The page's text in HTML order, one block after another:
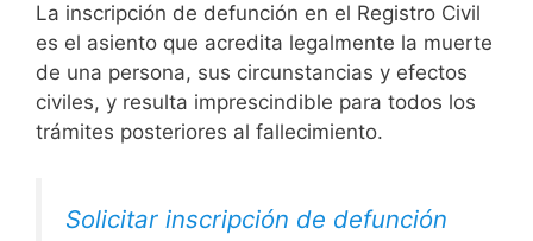
La inscripción de defunción en el Registro Civil
es el asiento que acredita legalmente la muerte
de una persona, sus circunstancias y efectos
civiles, y resulta imprescindible para todos los
trámites posteriores al fallecimiento.
Solicitar inscripción de defunción